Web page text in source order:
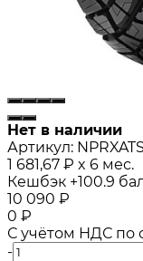
Нет в наличии
Артикул:
1 681,67 ₽ x 6 мес.
Кешбэк +100.9
10 090 ₽
0 ₽
С учётом НДС по
-